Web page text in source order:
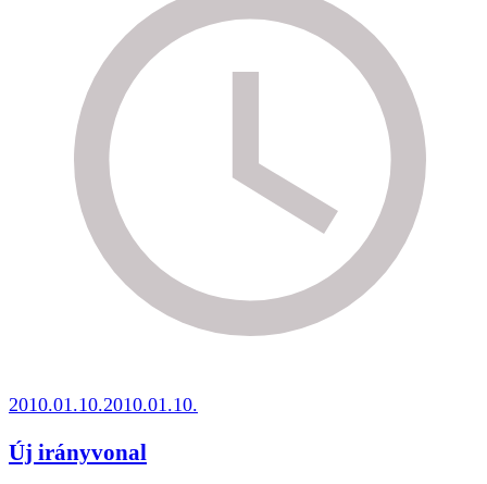
2010.01.10.2010.01.10.
Új irányvonal